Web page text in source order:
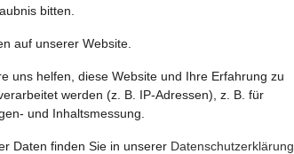
Nappa Green Line (NEU 2023)
bitten.
auf unserer Website.
uns helfen, diese Website und Ihre Erfahrung zu
werden (z. B. IP-Adressen), z. B. für
und Inhaltsmessung.
Daten finden Sie in unserer Datenschutzerklärung